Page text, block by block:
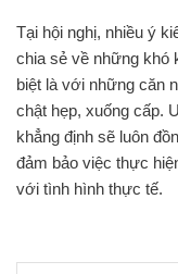
Tại hội nghị, nhiều ý
chia sẻ về những khó
biệt là với những căn
chật hẹp, xuống cấp.
khẳng định sẽ luôn
đảm bảo việc thực
với tình hình thực tế.